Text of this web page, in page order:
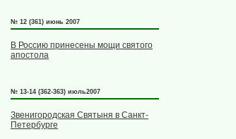
№ 12 (361) июнь 2007
В Россию принесены мощи святого
апостола
№ 13-14 (362-363) июль2007
Звенигородская Святыня в Санкт-
Петербурге